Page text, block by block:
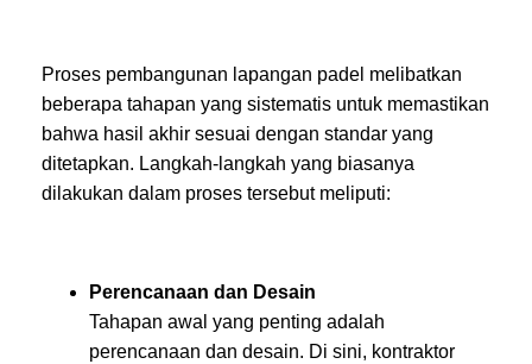
Proses pembangunan lapangan padel melibatkan
beberapa tahapan yang sistematis untuk memastikan
bahwa hasil akhir sesuai dengan standar yang
ditetapkan. Langkah-langkah yang biasanya
dilakukan dalam proses tersebut meliputi:
Perencanaan dan Desain
Tahapan awal yang penting adalah
perencanaan dan desain. Di sini, kontraktor